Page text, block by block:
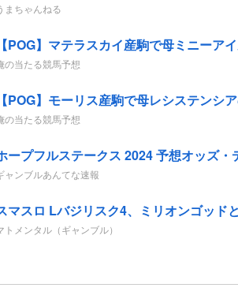
まちゃんねる
【POG】マテラスカイ産駒で母ミニーア
の当たる競馬予想
【POG】モーリス産駒で母レシステンシ
の当たる競馬予想
ープフルステークス 2024 予想オッズ・
ャンブルあんてな速報
マスロ Lバジリスク4、ミリオンゴッド
トメンタル（ギャンブル）